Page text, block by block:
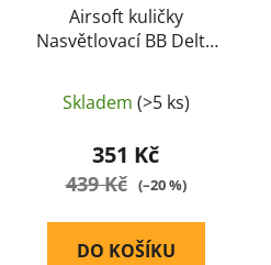
Airsoft kuličky
Nasvětlovací BB Delta
4000ks Tracer green
Skladem (>5 ks)
351 Kč
439 Kč (–20 %)
DO KOŠÍKU